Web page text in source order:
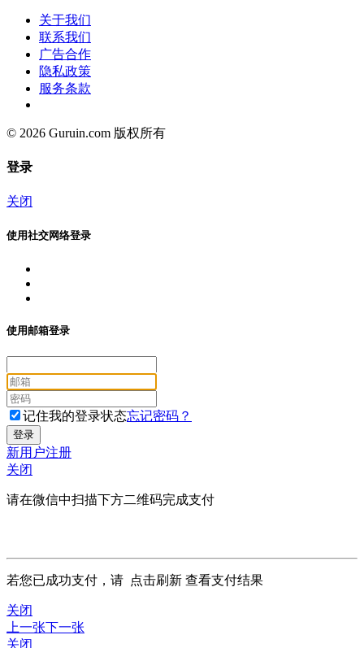
关于我们
联系我们
广告合作
隐私政策
服务条款
© 2026 Guruin.com 版权所有
登录
关闭
使用社交网络登录
使用邮箱登录
记住我的登录状态忘记密码？
新用户注册
关闭
请在微信中扫描下方二维码完成支付
若您已成功支付，请 点击刷新 查看支付结果
关闭
上一张下一张
关闭